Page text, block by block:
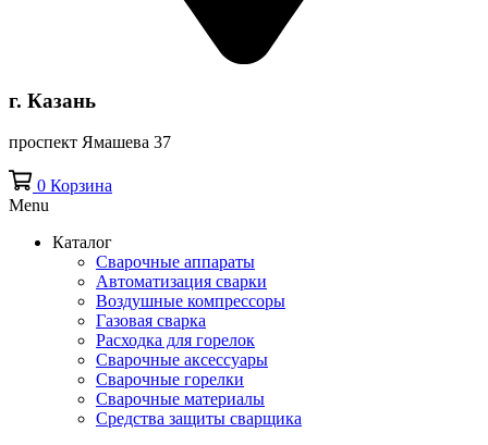
г. Казань
проспект Ямашева 37
0 Корзина
Menu
Каталог
Сварочные аппараты
Автоматизация сварки
Воздушные компрессоры
Газовая сварка
Расходка для горелок
Сварочные аксессуары
Сварочные горелки
Сварочные материалы
Средства защиты сварщика